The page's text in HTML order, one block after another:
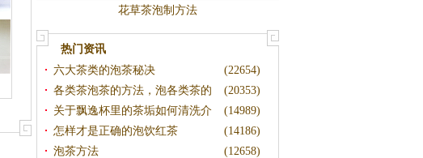
花草茶泡制方法
热门资讯
(22654)
六大茶类的泡茶秘决
(20353)
各类茶泡茶的方法，泡各类茶的
方法
(14989)
关于飘逸杯里的茶垢如何清洗介
绍
(14186)
怎样才是正确的泡饮红茶
(12658)
泡茶方法